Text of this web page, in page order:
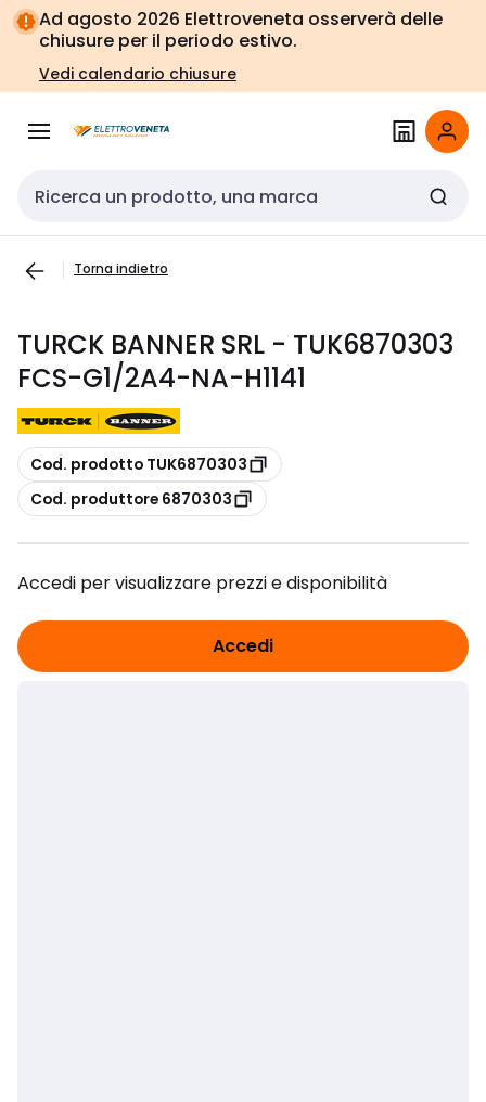
Vai alla
navigazione
Vai
alla
pagina
Ad agosto 2026 Elettroveneta osserverà delle
chiusure per il periodo estivo.
Vedi calendario chiusure
Cerca input
Torna indietro
TURCK BANNER SRL - TUK6870303
FCS-G1/2A4-NA-H1141
copia
Cod. prodotto TUK6870303
copia
Cod. produttore 6870303
Accedi per visualizzare prezzi e disponibilità
Accedi